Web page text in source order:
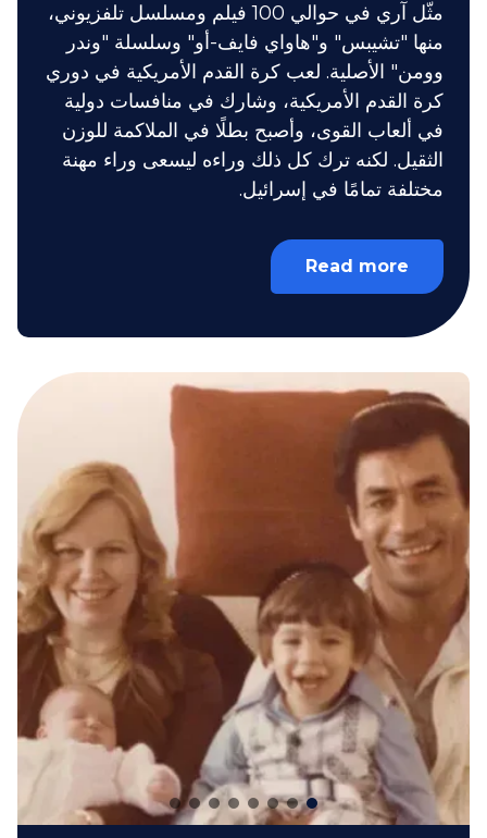
مثّل آري في حوالي 100 فيلم ومسلسل تلفزيوني،
منها "تشيبس" و"هاواي فايف-أو" وسلسلة "وندر
وومن" الأصلية. لعب كرة القدم الأمريكية في دوري
كرة القدم الأمريكية، وشارك في منافسات دولية
في ألعاب القوى، وأصبح بطلًا في الملاكمة للوزن
الثقيل. لكنه ترك كل ذلك وراءه ليسعى وراء مهنة
مختلفة تمامًا في إسرائيل.
Read more